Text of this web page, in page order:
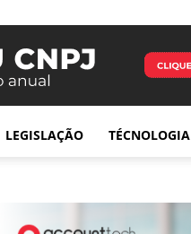
LEGISLAÇÃO TÉCNOLOGIA